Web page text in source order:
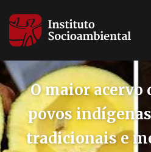
para
conteúdo
O maior
povos
tradicionais e